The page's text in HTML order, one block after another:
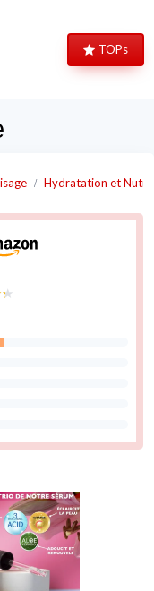
TOPs
Hydratation et